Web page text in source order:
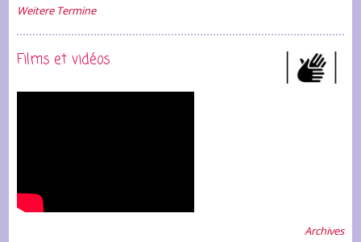
Weitere Termine
Films et vidéos
Archives